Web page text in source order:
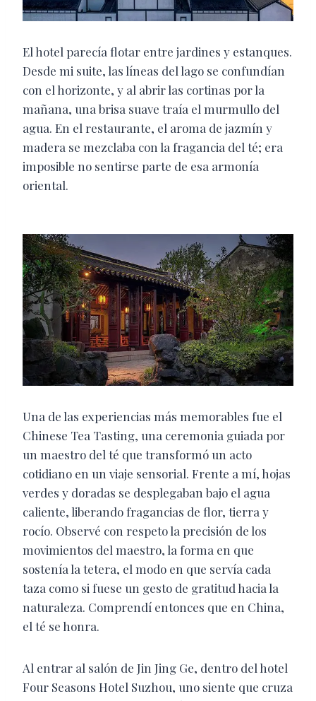
El hotel parecía flotar entre jardines y estanques.
Desde mi suite, las líneas del lago se confundían
con el horizonte, y al abrir las cortinas por la
mañana, una brisa suave traía el murmullo del
agua. En el restaurante, el aroma de jazmín y
madera se mezclaba con la fragancia del té; era
imposible no sentirse parte de esa armonía
oriental.
Una de las experiencias más memorables fue el
Chinese Tea Tasting, una ceremonia guiada por
un maestro del té que transformó un acto
cotidiano en un viaje sensorial. Frente a mí, hojas
verdes y doradas se desplegaban bajo el agua
caliente, liberando fragancias de flor, tierra y
rocío. Observé con respeto la precisión de los
movimientos del maestro, la forma en que
sostenía la tetera, el modo en que servía cada
taza como si fuese un gesto de gratitud hacia la
naturaleza. Comprendí entonces que en China,
el té se honra.
Al entrar al salón de Jin Jing Ge, dentro del hotel
Four Seasons Hotel Suzhou, uno siente que cruza